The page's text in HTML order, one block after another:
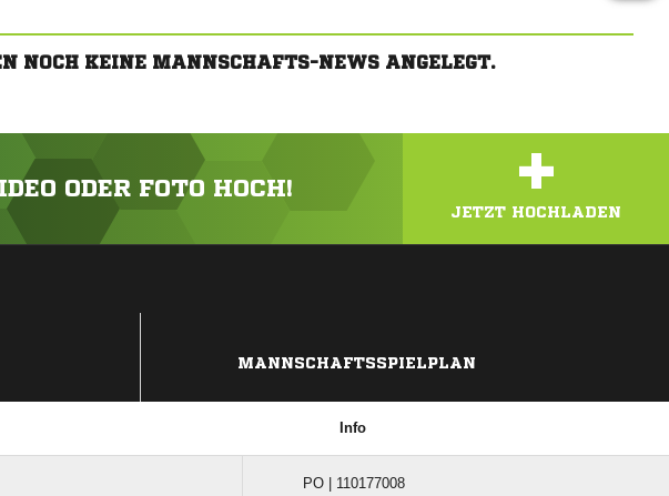
NOCH KEINE MANNSCHAFTS-NEWS ANGELEGT.
ODER FOTO HOCH! +
JETZT HOCHLADEN
MANNSCHAFTSSPIELPLAN
Info
PO | 110177008